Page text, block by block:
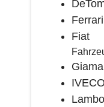
Ferrari
Fiat
IVECO